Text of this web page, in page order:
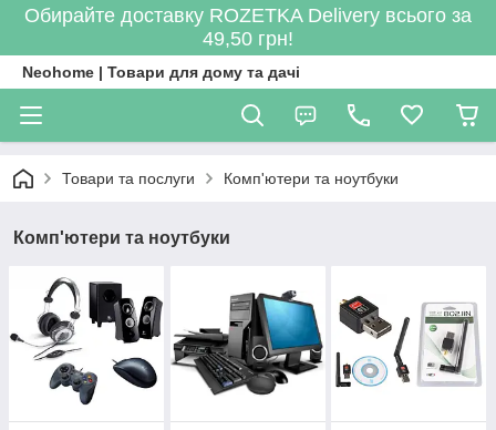
Обирайте доставку ROZETKA Delivery всього за
49,50 грн!
Neohome | Товари для дому та дачі
Товари та послуги Комп'ютери та ноутбуки
Комп'ютери та ноутбуки